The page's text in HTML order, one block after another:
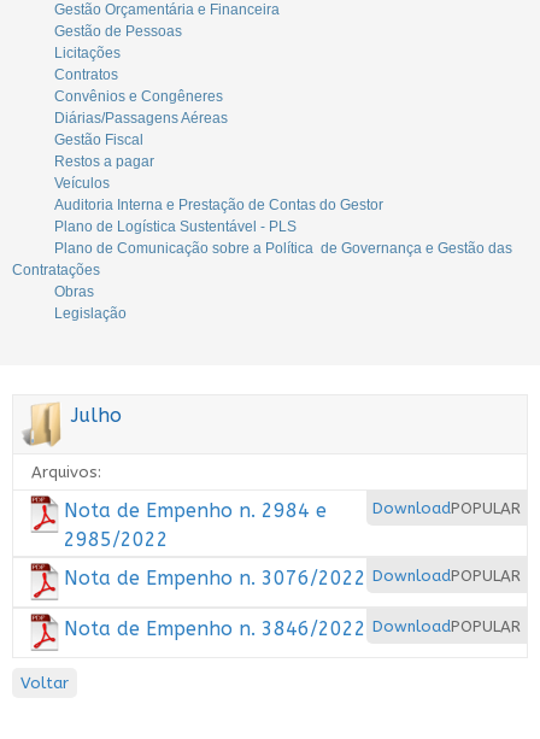
Gestão Orçamentária e Financeira
Gestão de Pessoas
Licitações
Contratos
Convênios e Congêneres
Diárias/Passagens Aéreas
Gestão Fiscal
Restos a pagar
Veículos
Auditoria Interna e Prestação de Contas do Gestor
Plano de Logística Sustentável - PLS
Plano de Comunicação sobre a Política de Governança e Gestão das
Contratações
Obras
Legislação
Julho
Arquivos:
POPULAR
Download
Nota de Empenho n. 2984 e
2985/2022
POPULAR
Download
Nota de Empenho n. 3076/2022
POPULAR
Download
Nota de Empenho n. 3846/2022
Voltar